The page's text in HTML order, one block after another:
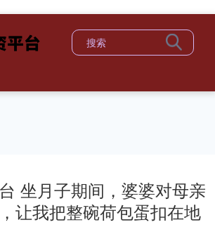
坐月子期间，婆婆对母亲
让我把整碗荷包蛋扣在地